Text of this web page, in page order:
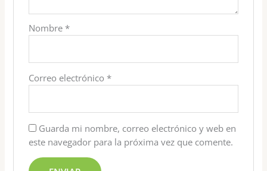
Nombre *
Correo electrónico *
Guarda mi nombre, correo electrónico y web en
este navegador para la próxima vez que comente.